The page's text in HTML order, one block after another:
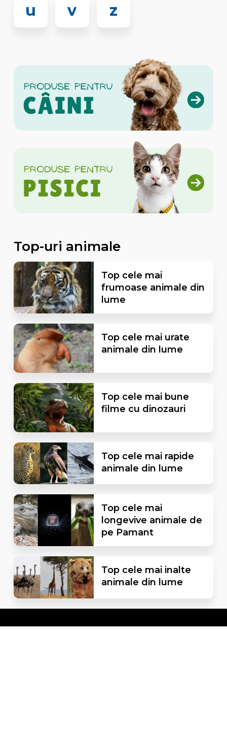
u v z
Top-uri animale
Top cele mai
frumoase animale din
lume
Top cele mai urate
animale din lume
Top cele mai bune
filme cu dinozauri
Top cele mai rapide
animale din lume
Top cele mai
longevive animale de
pe Pamant
Top cele mai inalte
animale din lume